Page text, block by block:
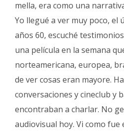
mella, era como una
Yo llegué a ver muy poco, el
años 60, escuché
una película en la semana
norteamericana, europea,
de ver cosas eran mayore.
conversaciones y cineclub y
encontraban a charlar. No
audiovisual hoy. Vi como fue